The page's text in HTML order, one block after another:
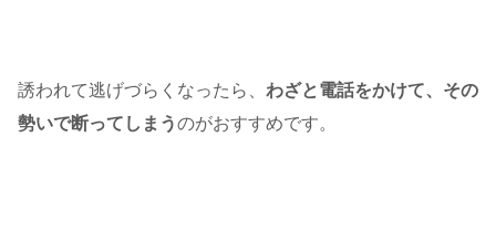
誘われて逃げづらくなったら、 わざと電話をかけて、その
勢いで断ってしまうのがおすすめです。